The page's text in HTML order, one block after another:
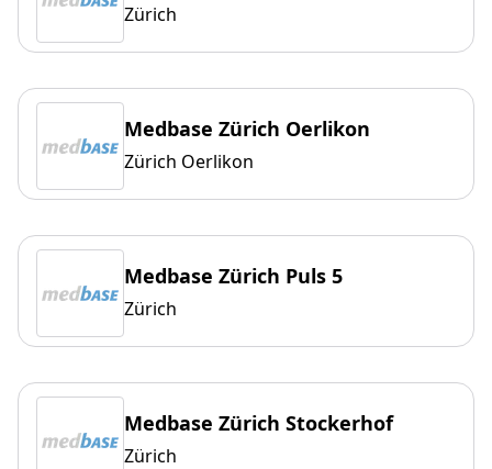
Zürich
Medbase Zürich Oerlikon
Zürich Oerlikon
Medbase Zürich Puls 5
Zürich
Medbase Zürich Stockerhof
Zürich